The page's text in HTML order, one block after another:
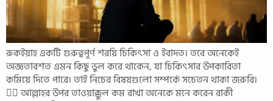
রুকইয়াহ একটি গুরুত্বপূর্ণ শরয়ি চিকিৎসা ও ইবাদত। তবে অনেকেই
অজ্ঞতাবশত এমন কিছু ভুল করে থাকেন, যা চিকিৎসার উপকারিতা
কমিয়ে দিতে পারে। তাই নিচের বিষয়গুলো সম্পর্কে সচেতন থাকা জরুরি।
১️⃣ আল্লাহর উপর তাওয়াক্কুল কম রাখা অনেকে মনে করেন রাকী